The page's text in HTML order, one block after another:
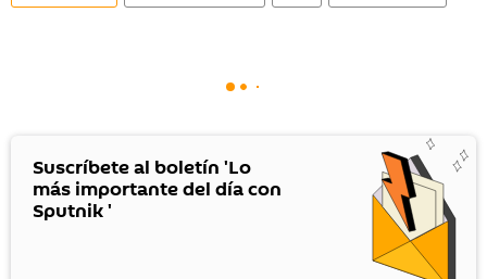
Suscríbete al boletín 'Lo
más importante del día con
Sputnik '